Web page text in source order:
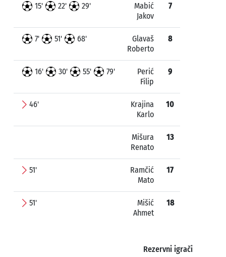
15' 22' 29'
Mabić
Jakov
7
7' 51' 68'
Glavaš
Roberto
8
16' 30' 55' 79'
Perić
Filip
9
46'
Krajina
Karlo
10
Mišura
Renato
13
51'
Ramčić
Mato
17
51'
Mišić
Ahmet
18
Rezervni igrači